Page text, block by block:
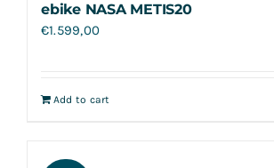
ebike NASA METIS20
€1.599,00
Add to cart